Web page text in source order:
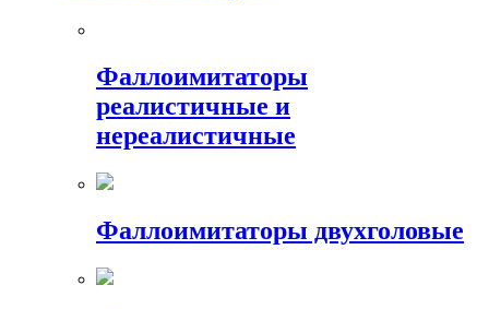
Фаллоимитаторы
реалистичные и
нереалистичные
Фаллоимитаторы двухголовые